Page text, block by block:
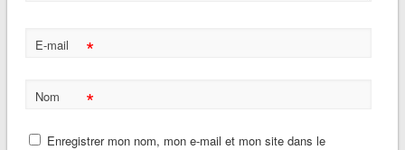
E-mail *
Nom *
Enregistrer mon nom, mon e-mail et mon site dans le